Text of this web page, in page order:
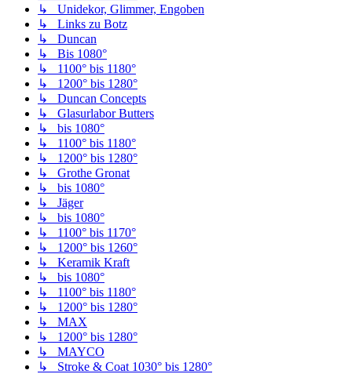
↳ Unidekor, Glimmer, Engoben
↳ Links zu Botz
↳ Duncan
↳ Bis 1080°
↳ 1100° bis 1180°
↳ 1200° bis 1280°
↳ Duncan Concepts
↳ Glasurlabor Butters
↳ bis 1080°
↳ 1100° bis 1180°
↳ 1200° bis 1280°
↳ Grothe Gronat
↳ bis 1080°
↳ Jäger
↳ bis 1080°
↳ 1100° bis 1170°
↳ 1200° bis 1260°
↳ Keramik Kraft
↳ bis 1080°
↳ 1100° bis 1180°
↳ 1200° bis 1280°
↳ MAX
↳ 1200° bis 1280°
↳ MAYCO
↳ Stroke & Coat 1030° bis 1280°